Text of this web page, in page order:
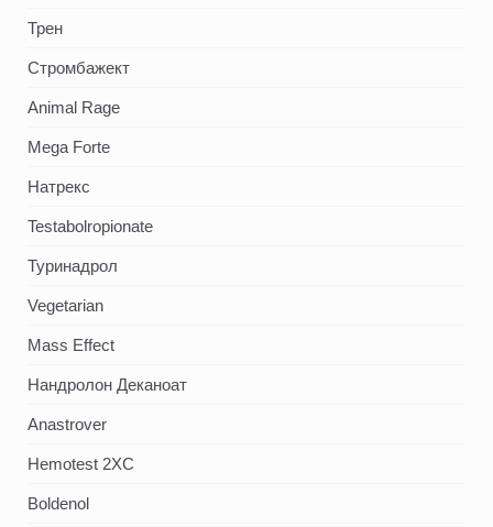
Трен
Стромбажект
Animal Rage
Mega Forte
Натрекс
Testabolropionate
Туринадрол
Vegetarian
Mass Effect
Нандролон Деканоат
Anastrover
Hemotest 2XC
Boldenol